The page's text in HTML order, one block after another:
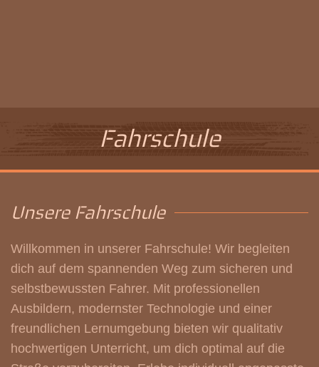
Fahrschule
Unsere Fahrschule
Willkommen in unserer Fahrschule! Wir begleiten
dich auf dem spannenden Weg zum sicheren und
selbstbewussten Fahrer. Mit professionellen
Ausbildern, modernster Technologie und einer
freundlichen Lernumgebung bieten wir qualitativ
hochwertigen Unterricht, um dich optimal auf die